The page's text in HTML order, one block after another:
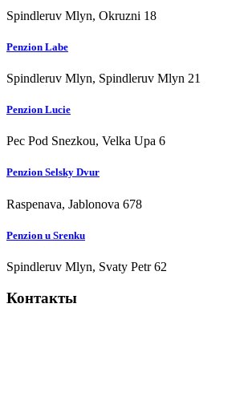
Spindleruv Mlyn, Okruzni 18
Penzion Labe
Spindleruv Mlyn, Spindleruv Mlyn 21
Penzion Lucie
Pec Pod Snezkou, Velka Upa 6
Penzion Selsky Dvur
Raspenava, Jablonova 678
Penzion u Srenku
Spindleruv Mlyn, Svaty Petr 62
Контакты